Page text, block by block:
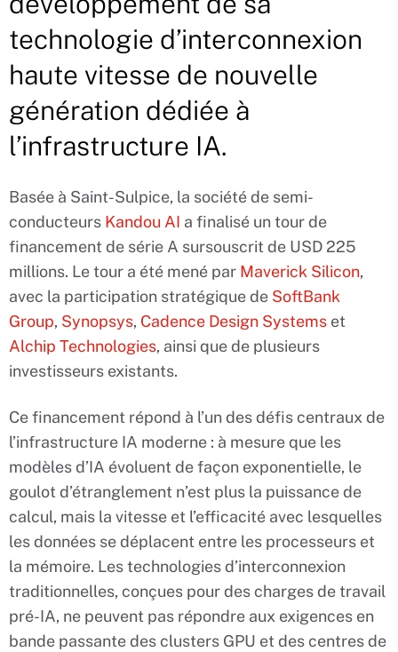
technologie d’interconnexion
haute vitesse de nouvelle
génération dédiée à
l’infrastructure IA.
Basée à Saint-Sulpice, la société de semi-
conducteurs Kandou AI a finalisé un tour de
financement de série A sursouscrit de USD 225
millions. Le tour a été mené par Maverick Silicon,
avec la participation stratégique de SoftBank
Group, Synopsys, Cadence Design Systems et
Alchip Technologies, ainsi que de plusieurs
investisseurs existants.
Ce financement répond à l’un des défis centraux de
l’infrastructure IA moderne : à mesure que les
modèles d’IA évoluent de façon exponentielle, le
goulot d’étranglement n’est plus la puissance de
calcul, mais la vitesse et l’efficacité avec lesquelles
les données se déplacent entre les processeurs et
la mémoire. Les technologies d’interconnexion
traditionnelles, conçues pour des charges de travail
pré-IA, ne peuvent pas répondre aux exigences en
bande passante des clusters GPU et des centres de